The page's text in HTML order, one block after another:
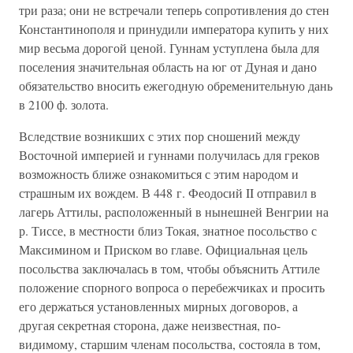
три раза; они не встречали теперь сопротивления до стен
Константинополя и принудили императора купить у них
мир весьма дорогой ценой. Гуннам уступлена была для
поселения значительная область на юг от Дуная и дано
обязательство вносить ежегодную обременительную дань
в 2100 ф. золота.
Вследствие возникших с этих пор сношений между
Восточной империей и гуннами получилась для греков
возможность ближе ознакомиться с этим народом и
страшным их вождем. В 448 г. Феодосий II отправил в
лагерь Аттилы, расположенный в нынешней Венгрии на
р. Тиссе, в местности близ Токая, знатное посольство с
Максимином и Приском во главе. Официальная цель
посольства заключалась в том, чтобы объяснить Аттиле
положение спорного вопроса о перебежчиках и просить
его держаться установленных мирных договоров, а
другая секретная сторона, даже неизвестная, по-
видимому, старшим членам посольства, состояла в том,